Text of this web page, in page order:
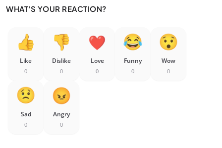
WHAT'S YOUR REACTION?
Like
0
Dislike
0
Love
0
Funny
0
Wow
0
Sad
0
Angry
0